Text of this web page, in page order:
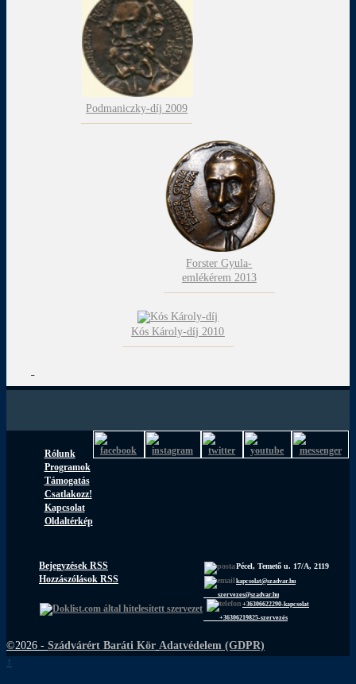
Podmaniczky-díj 2009
Forster Gyula-
emlékérem 2013
Kós Károly-díj 2010
Rólunk
Programok
Támogatás
Csatlakozz!
Kapcsolat
Oldaltérkép
Bejegyzések RSS
Hozzászólások RSS
Pécel, Temető u. 17/A, 2119
kapcsolat@szadvar.hu
szervezes@szadvar.hu
+36306622290-kapcsolat
+36306219825-szervezés
©2026 - Szádvárért Baráti Kör Adatvédelem (GDPR)
↑